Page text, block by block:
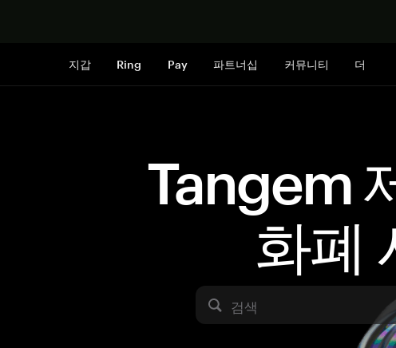
지갑 Ring Pay 파트너십 커뮤니티 더
Tangem
화폐
검색